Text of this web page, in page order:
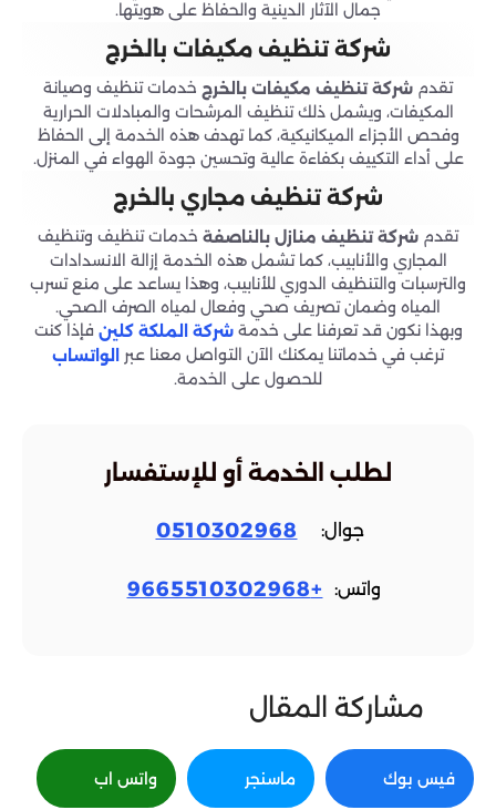
جمال الآثار الدينية والحفاظ على هويتها.
شركة تنظيف مكيفات بالخرج
تقدم شركة تنظيف مكيفات بالخرج خدمات تنظيف وصيانة
المكيفات، ويشمل ذلك تنظيف المرشحات والمبادلات الحرارية
وفحص الأجزاء الميكانيكية، كما تهدف هذه الخدمة إلى الحفاظ
على أداء التكييف بكفاءة عالية وتحسين جودة الهواء في المنزل.
شركة تنظيف مجاري بالخرج
تقدم شركة تنظيف منازل بالناصفة خدمات تنظيف وتنظيف
المجاري والأنابيب، كما تشمل هذه الخدمة إزالة الانسدادات
والترسبات والتنظيف الدوري للأنابيب، وهذا يساعد على منع تسرب
المياه وضمان تصريف صحي وفعال لمياه الصرف الصحي.
وبهذا نكون قد تعرفنا على خدمةشركة الملكة كلين فإذا كنت
ترغب في خدماتنا يمكنك الآن التواصل معنا عبر
الواتساب
للحصول على الخدمة.
لطلب الخدمة أو للإستفسار
جوال: 0510302968
واتس: +9665510302968
مشاركة المقال
فيس بوك ماسنجر واتس اب